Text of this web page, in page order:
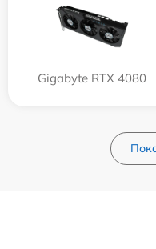
Gigabyte RTX 4080